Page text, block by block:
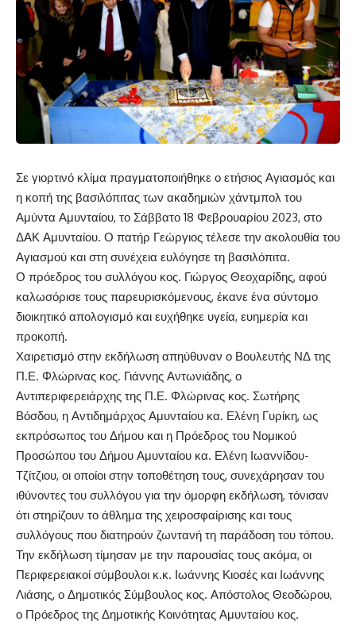
Σε γιορτινό κλίμα πραγματοποιήθηκε ο ετήσιος Αγιασμός και
η κοπή της βασιλόπιτας των ακαδημιών χάντμπολ του
Αμύντα Αμυνταίου, το Σάββατο 18 Φεβρουαρίου 2023, στο
ΔΑΚ Αμυνταίου. Ο πατήρ Γεώργιος τέλεσε την ακολουθία του
Αγιασμού και στη συνέχεια ευλόγησε τη βασιλόπιτα.
Ο πρόεδρος του συλλόγου κος. Γιώργος Θεοχαρίδης, αφού
καλωσόρισε τους παρευρισκόμενους, έκανε ένα σύντομο
διοικητικό απολογισμό και ευχήθηκε υγεία, ευημερία και
προκοπή.
Χαιρετισμό στην εκδήλωση απηύθυναν ο Βουλευτής ΝΔ της
Π.Ε. Φλώρινας κος. Γιάννης Αντωνιάδης, ο
Αντιπεριφερειάρχης της Π.Ε. Φλώρινας κος. Σωτήρης
Βόσδου, η Αντιδημάρχος Αμυνταίου κα. Ελένη Γυρίκη, ως
εκπρόσωπος του Δήμου και η Πρόεδρος του Νομικού
Προσώπου του Δήμου Αμυνταίου κα. Ελένη Ιωαννίδου-
Τζίτζιου, οι οποίοι στην τοποθέτηση τους, συνεχάρησαν του
ιθύνοντες του συλλόγου για την όμορφη εκδήλωση, τόνισαν
ότι στηρίζουν το άθλημα της χειροσφαίρισης και τους
συλλόγους που διατηρούν ζωντανή τη παράδοση του τόπου.
Την εκδήλωση τίμησαν με την παρουσίας τους ακόμα, οι
Περιφερειακοί σύμβουλοι κ.κ. Ιωάννης Κιοσές και Ιωάννης
Λιάσης, ο Δημοτικός Σύμβουλος κος. Απόστολος Θεοδώρου,
ο Πρόεδρος της Δημοτικής Κοινότητας Αμυνταίου κος.